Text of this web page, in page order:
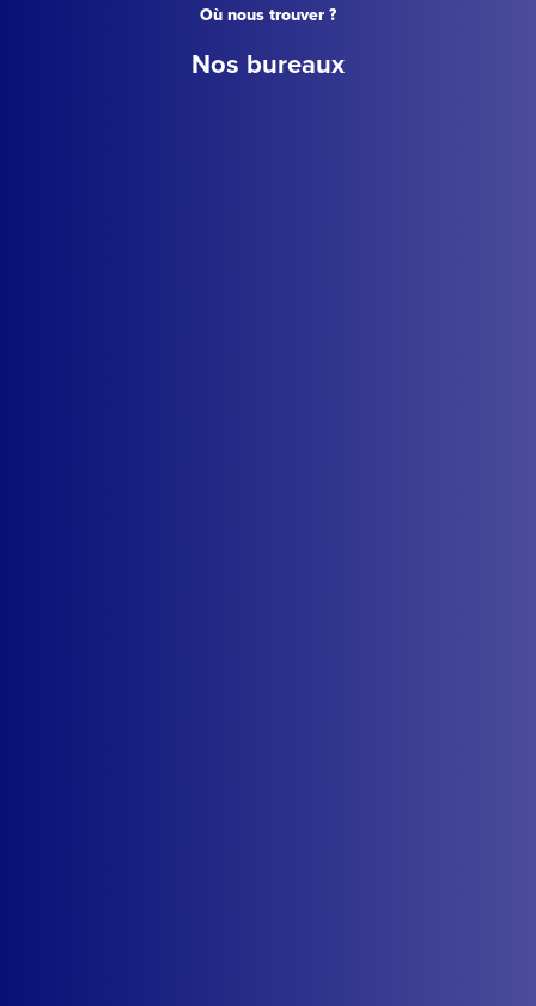
Où nous trouver ?
Nos bureaux